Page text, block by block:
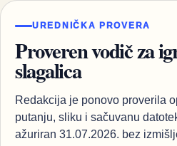
UREDNIČKA PROVERA
Proveren vodič za
slagalica
Redakcija je ponovo proverila
putanju, sliku i sačuvanu
ažuriran 31.07.2026. bez